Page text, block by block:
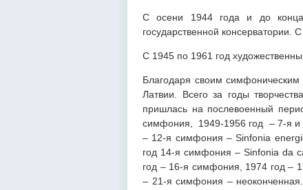
С осени 1944 года и до конца
государственной консерватории.
С 1945 по 1961 год
Благодаря своим симфоническим
Латвии. Всего за годы
пришлась на послевоенный
симфония, 1949-1956 год – 7-я и
– 12-я симфония – Sinfonia
год 14-я симфония – Sinfonia da
год – 16-я симфония, 1974 год –
– 21-я симфония –